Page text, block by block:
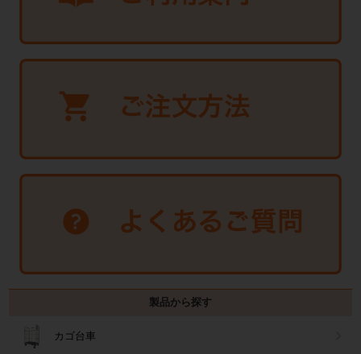
製品から探す
カゴ台車